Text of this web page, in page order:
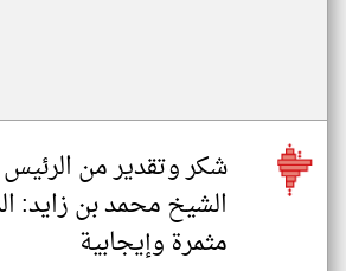
شكر وتقدير من
الشيخ محمد بن زايد:
مثمرة وإيجابية